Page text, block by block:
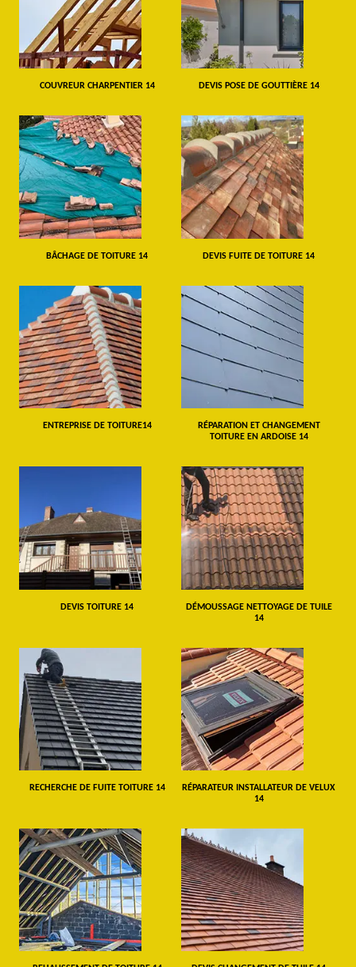
COUVREUR CHARPENTIER 14 DEVIS POSE DE GOUTTIÈRE 14
BÂCHAGE DE TOITURE 14 DEVIS FUITE DE TOITURE 14
ENTREPRISE DE TOITURE14
RÉPARATION ET CHANGEMENT
TOITURE EN ARDOISE 14
DEVIS TOITURE 14
DÉMOUSSAGE NETTOYAGE DE TUILE
14
RECHERCHE DE FUITE TOITURE 14
RÉPARATEUR INSTALLATEUR DE VELUX
14